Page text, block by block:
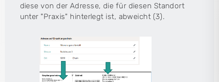
diese von der Adresse, die für diesen Standort
unter "Praxis" hinterlegt ist, abweicht (3).